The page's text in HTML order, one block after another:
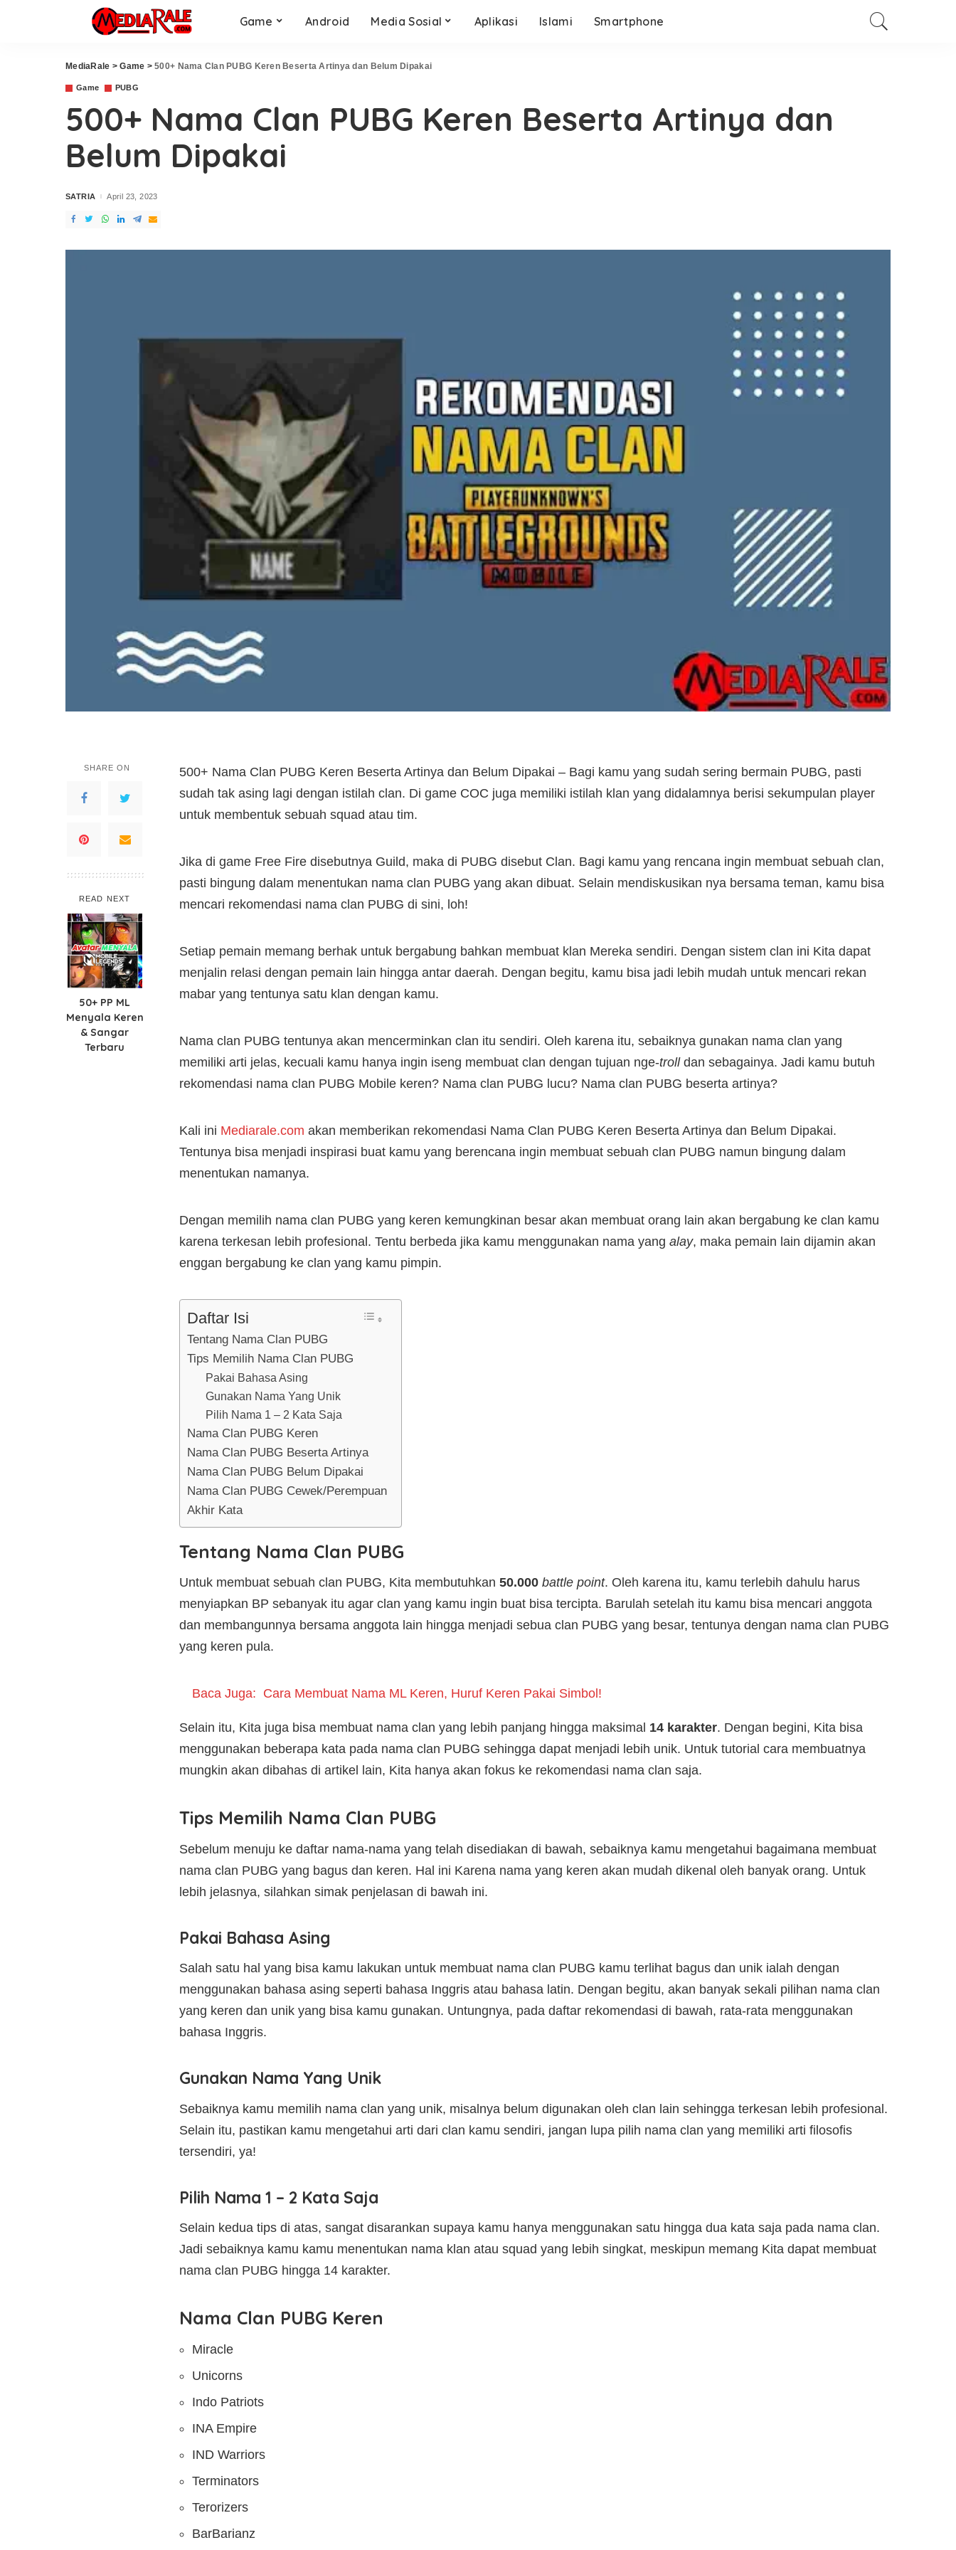
Game Android Media Sosial Aplikasi Islami Smartphone
MediaRale >Game >500+ Nama Clan PUBG Keren Beserta Artinya dan Belum Dipakai
Game PUBG
500+ Nama Clan PUBG Keren Beserta Artinya dan
Belum Dipakai
Posted
SATRIA April 23, 2023
SHARE ON
READ NEXT
50+ PP ML
Menyala Keren
& Sangar
Terbaru
500+ Nama Clan PUBG Keren Beserta Artinya dan Belum Dipakai – Bagi kamu yang sudah sering bermain PUBG, pasti
sudah tak asing lagi dengan istilah clan. Di game COC juga memiliki istilah klan yang didalamnya berisi sekumpulan player
untuk membentuk sebuah squad atau tim.
Jika di game Free Fire disebutnya Guild, maka di PUBG disebut Clan. Bagi kamu yang rencana ingin membuat sebuah clan,
pasti bingung dalam menentukan nama clan PUBG yang akan dibuat. Selain mendiskusikan nya bersama teman, kamu bisa
mencari rekomendasi nama clan PUBG di sini, loh!
Setiap pemain memang berhak untuk bergabung bahkan membuat klan Mereka sendiri. Dengan sistem clan ini Kita dapat
menjalin relasi dengan pemain lain hingga antar daerah. Dengan begitu, kamu bisa jadi lebih mudah untuk mencari rekan
mabar yang tentunya satu klan dengan kamu.
Nama clan PUBG tentunya akan mencerminkan clan itu sendiri. Oleh karena itu, sebaiknya gunakan nama clan yang
memiliki arti jelas, kecuali kamu hanya ingin iseng membuat clan dengan tujuan nge-trolldan sebagainya. Jadi kamu butuh
rekomendasi nama clan PUBG Mobile keren? Nama clan PUBG lucu? Nama clan PUBG beserta artinya?
Kali ini Mediarale.com akan memberikan rekomendasi Nama Clan PUBG Keren Beserta Artinya dan Belum Dipakai.
Tentunya bisa menjadi inspirasi buat kamu yang berencana ingin membuat sebuah clan PUBG namun bingung dalam
menentukan namanya.
Dengan memilih nama clan PUBG yang keren kemungkinan besar akan membuat orang lain akan bergabung ke clan kamu
karena terkesan lebih profesional. Tentu berbeda jika kamu menggunakan nama yang alay, maka pemain lain dijamin akan
enggan bergabung ke clan yang kamu pimpin.
Daftar Isi
Tentang Nama Clan PUBG
Tips Memilih Nama Clan PUBG
Pakai Bahasa Asing
Gunakan Nama Yang Unik
Pilih Nama 1 – 2 Kata Saja
Nama Clan PUBG Keren
Nama Clan PUBG Beserta Artinya
Nama Clan PUBG Belum Dipakai
Nama Clan PUBG Cewek/Perempuan
Akhir Kata
Tentang Nama Clan PUBG
Untuk membuat sebuah clan PUBG, Kita membutuhkan 50.000 battle point. Oleh karena itu, kamu terlebih dahulu harus
menyiapkan BP sebanyak itu agar clan yang kamu ingin buat bisa tercipta. Barulah setelah itu kamu bisa mencari anggota
dan membangunnya bersama anggota lain hingga menjadi sebua clan PUBG yang besar, tentunya dengan nama clan PUBG
yang keren pula.
Baca Juga: Cara Membuat Nama ML Keren, Huruf Keren Pakai Simbol!
Selain itu, Kita juga bisa membuat nama clan yang lebih panjang hingga maksimal 14 karakter. Dengan begini, Kita bisa
menggunakan beberapa kata pada nama clan PUBG sehingga dapat menjadi lebih unik. Untuk tutorial cara membuatnya
mungkin akan dibahas di artikel lain, Kita hanya akan fokus ke rekomendasi nama clan saja.
Tips Memilih Nama Clan PUBG
Sebelum menuju ke daftar nama-nama yang telah disediakan di bawah, sebaiknya kamu mengetahui bagaimana membuat
nama clan PUBG yang bagus dan keren. Hal ini Karena nama yang keren akan mudah dikenal oleh banyak orang. Untuk
lebih jelasnya, silahkan simak penjelasan di bawah ini.
Pakai Bahasa Asing
Salah satu hal yang bisa kamu lakukan untuk membuat nama clan PUBG kamu terlihat bagus dan unik ialah dengan
menggunakan bahasa asing seperti bahasa Inggris atau bahasa latin. Dengan begitu, akan banyak sekali pilihan nama clan
yang keren dan unik yang bisa kamu gunakan. Untungnya, pada daftar rekomendasi di bawah, rata-rata menggunakan
bahasa Inggris.
Gunakan Nama Yang Unik
Sebaiknya kamu memilih nama clan yang unik, misalnya belum digunakan oleh clan lain sehingga terkesan lebih profesional.
Selain itu, pastikan kamu mengetahui arti dari clan kamu sendiri, jangan lupa pilih nama clan yang memiliki arti filosofis
tersendiri, ya!
Pilih Nama 1 – 2 Kata Saja
Selain kedua tips di atas, sangat disarankan supaya kamu hanya menggunakan satu hingga dua kata saja pada nama clan.
Jadi sebaiknya kamu kamu menentukan nama klan atau squad yang lebih singkat, meskipun memang Kita dapat membuat
nama clan PUBG hingga 14 karakter.
Nama Clan PUBG Keren
Miracle
Unicorns
Indo Patriots
INA Empire
IND Warriors
Terminators
Terorizers
BarBarianz